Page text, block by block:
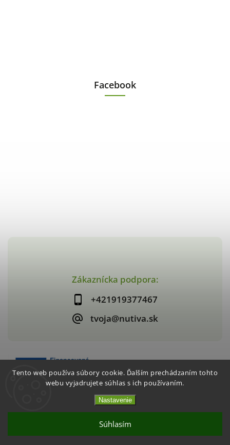
Tento web používa súbory cookie. Ďalším prechádzaním tohto
webu vyjadrujete súhlas s ich používaním.
Nastavenie
Súhlasím
Zákaznícka podpora:
+421919377467
tvoja@nutiva.sk
Facebook
nutiva.sk
Shoptet | Design